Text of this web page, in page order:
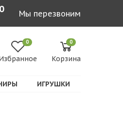
Мы перезвоним
0 0
Корзина
ИГРУШКИ